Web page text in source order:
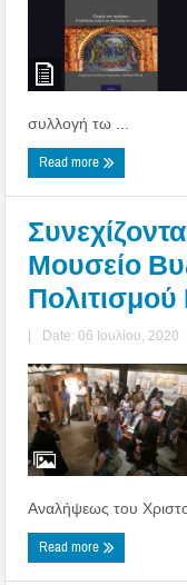
συλλογή τω ...
Read more
Μουσείο
Πολιτισμού
| Date: 06 Ιουλίου, 2020
Αναλήψεως του
Read more